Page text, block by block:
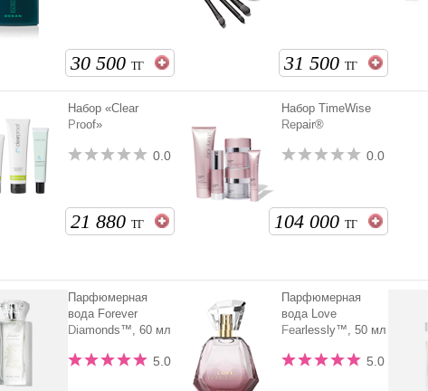
30 500 ТГ 31 500 ТГ
Набор «Clear
Proof»
0.0
21 880 ТГ
Набор TimeWise
Repair®
0.0
104 000 ТГ
Парфюмерная
вода Forever
Diamonds™, 60 мл
5.0
Парфюмерная
вода Love
Fearlessly™, 50 мл
5.0